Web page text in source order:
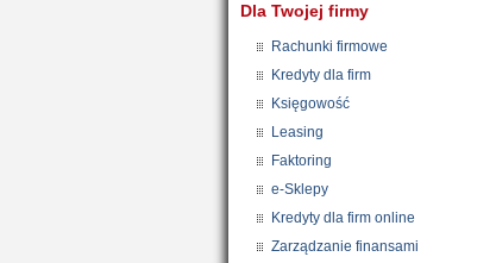
Dla Twojej firmy
Rachunki firmowe
Kredyty dla firm
Księgowość
Leasing
Faktoring
e-Sklepy
Kredyty dla firm online
Zarządzanie finansami